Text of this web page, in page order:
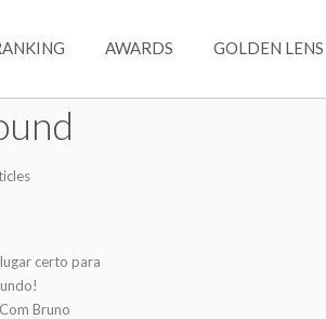
AWARDS GOLDEN LENS
certo para
Bruno